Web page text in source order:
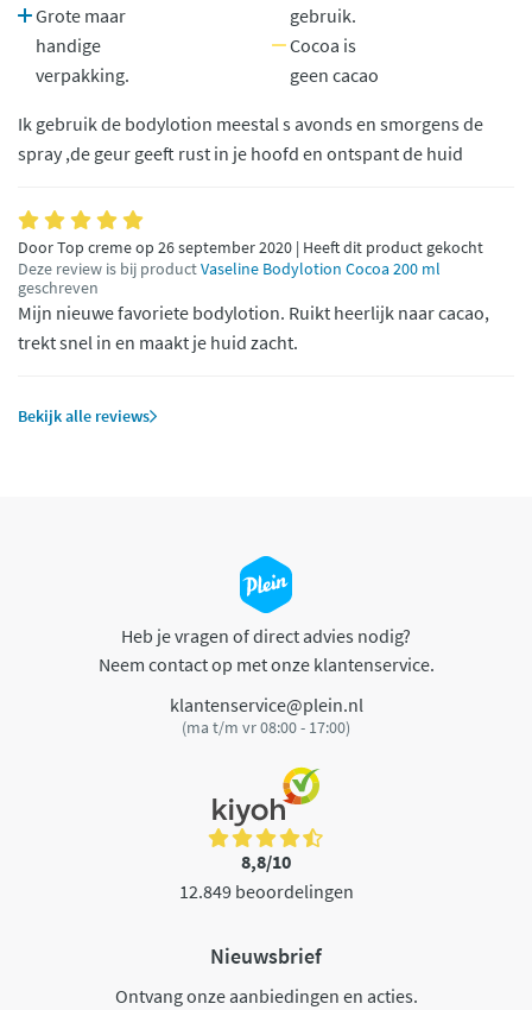
Grote maar
handige
verpakking.
gebruik.
Cocoa is
geen cacao
Ik gebruik de bodylotion meestal s avonds en smorgens de
spray ,de geur geeft rust in je hoofd en ontspant de huid
Door Top creme op 26 september 2020 | Heeft dit product gekocht
Deze review is bij productVaseline Bodylotion Cocoa 200 ml
geschreven
Mijn nieuwe favoriete bodylotion. Ruikt heerlijk naar cacao,
trekt snel in en maakt je huid zacht.
Bekijk alle reviews
Heb je vragen of direct advies nodig?
Neem contact op met onze klantenservice.
klantenservice@plein.nl
(ma t/m vr 08:00 - 17:00)
8,8/10
12.849 beoordelingen
Nieuwsbrief
Ontvang onze aanbiedingen en acties.